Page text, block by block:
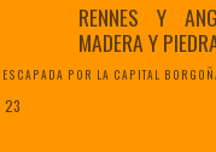
RENNES Y
MADERA Y
ESCAPADA POR LA CAPITAL
23